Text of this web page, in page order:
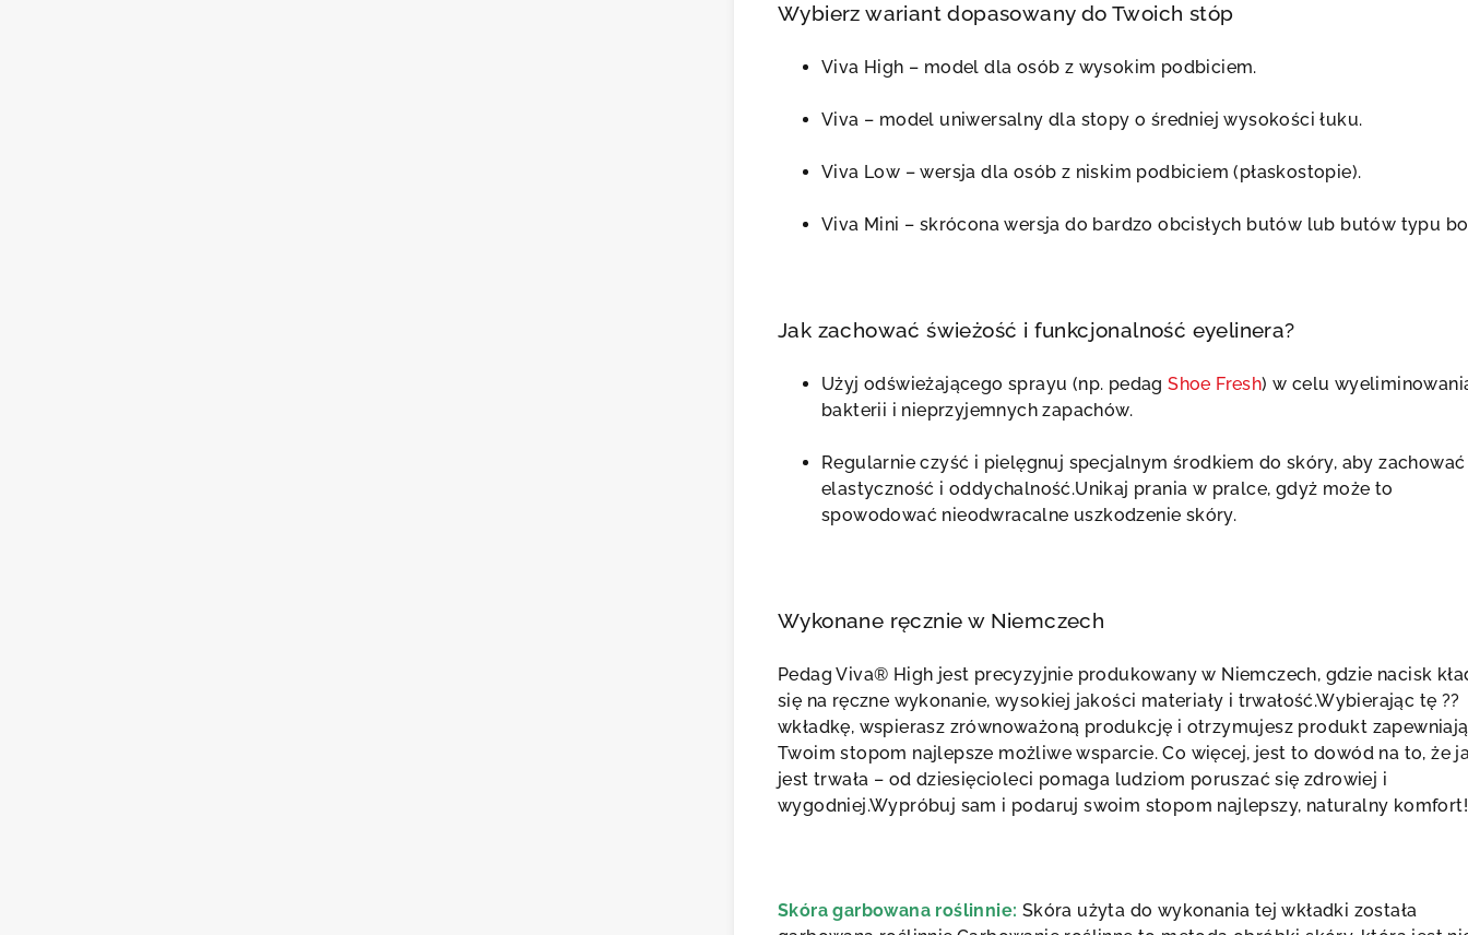
Wybierz wariant dopasowany do Twoich stóp
Viva High – model dla osób z wysokim podbiciem.
Viva – model uniwersalny dla stopy o średniej wysokości łuku.
Viva Low – wersja dla osób z niskim podbiciem (płaskostopie).
Viva Mini – skrócona wersja do bardzo obcisłych butów lub butów typu
Jak zachować świeżość i funkcjonalność eyelinera?
Użyj odświeżającego sprayu (np. pedagShoe Fresh) w celu
bakterii i nieprzyjemnych zapachów.
Regularnie czyść i pielęgnuj specjalnym środkiem do skóry, aby zachować
elastyczność i oddychalność.Unikaj prania w pralce, gdyż może to
spowodować nieodwracalne uszkodzenie skóry.
Wykonane ręcznie w Niemczech
Pedag Viva® High jest precyzyjnie produkowany w Niemczech, gdzie nacisk
się na ręczne wykonanie, wysokiej jakości materiały i trwałość.Wybierając tę ??
wkładkę, wspierasz zrównoważoną produkcję i otrzymujesz produkt
Twoim stopom najlepsze możliwe wsparcie.Co więcej, jest to dowód na to, że
jest trwała – od dziesięcioleci pomaga ludziom poruszać się zdrowiej i
wygodniej.Wypróbuj sam i podaruj swoim stopom najlepszy, naturalny komfort!
Skóra garbowana roślinnie: Skóra użyta do wykonania tej wkładki została